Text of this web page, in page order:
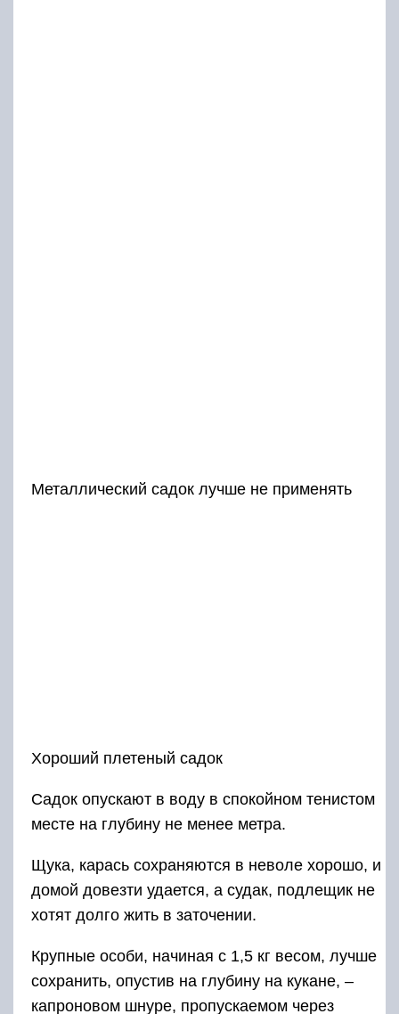
Металлический садок лучше не применять
Хороший плетеный садок
Садок опускают в воду в спокойном тенистом
месте на глубину не менее метра.
Щука, карась сохраняются в неволе хорошо, и
домой довезти удается, а судак, подлещик не
хотят долго жить в заточении.
Крупные особи, начиная с 1,5 кг весом, лучше
сохранить, опустив на глубину на кукане, –
капроновом шнуре, пропускаемом через